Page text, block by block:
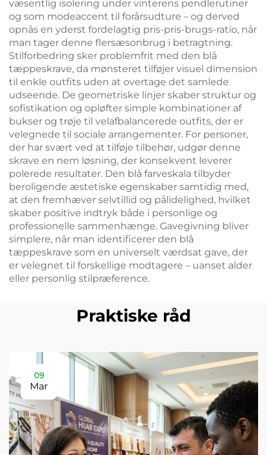
væsentlig isolering under vinterens pendlerutiner
og som modeaccent til forårsudture – og derved
opnås en yderst fordelagtig pris-pris-brugs-ratio, når
man tager denne flersæsonbrug i betragtning.
Stilforbedring sker problemfrit med den blå
tæppeskrave, da mønsteret tilføjer visuel dimension
til enkle outfits uden at overtage det samlede
udseende. De geometriske linjer skaber struktur og
sofistikation og opløfter simple kombinationer af
bukser og trøje til velafbalancerede outfits, der er
velegnede til sociale arrangementer. For personer,
der har svært ved at tilføje tilbehør, udgør denne
skrave en nem løsning, der konsekvent leverer
polerede resultater. Den blå farveskala tilbyder
beroligende æstetiske egenskaber samtidig med,
at den fremhæver selvtillid og pålidelighed, hvilket
skaber positive indtryk både i personlige og
professionelle sammenhænge. Gavegivning bliver
simplere, når man identificerer den blå
tæppeskrave som en universelt værdsat gave, der
er velegnet til forskellige modtagere – uanset alder
eller personlig stilpræference.
Praktiske råd
09
Mar